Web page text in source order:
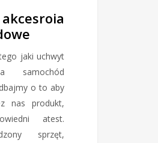
jaki uchwyt
samochód
o to aby
nas produkt,
atest.
sprzęt,